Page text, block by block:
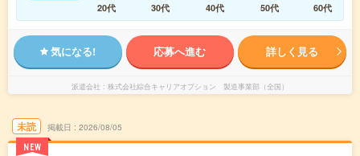
20代
30代 40代 50代 60代
気になる! 応募へ進む 詳しく見る
派遣会社 株式会社綜合キャリアオプション 製造事業部（全国）
未読
NEW
掲載日 2026/08/05